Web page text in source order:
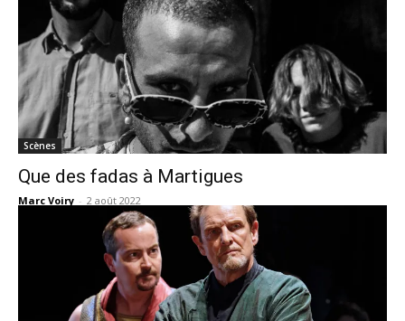
Scènes
Que des fadas à Martigues
Marc Voiry - 2 août 2022